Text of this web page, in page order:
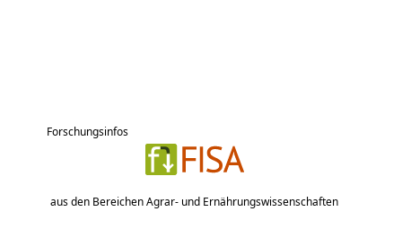
Forschungsinfos
aus den Bereichen Agrar- und Ernährungswissenschaften